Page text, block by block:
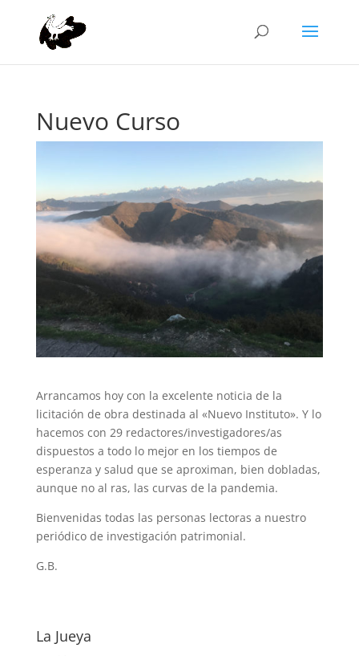
Nuevo Curso
Arrancamos hoy con la excelente noticia de la
licitación de obra destinada al «Nuevo Instituto». Y lo
hacemos con 29 redactores/investigadores/as
dispuestos a todo lo mejor en los tiempos de
esperanza y salud que se aproximan, bien dobladas,
aunque no al ras, las curvas de la pandemia.
Bienvenidas todas las personas lectoras a nuestro
periódico de investigación patrimonial.
G.B.
La Jueya